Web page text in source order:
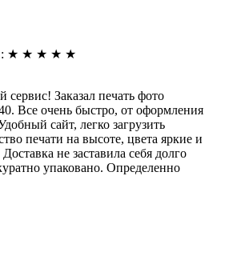
: ★ ★ ★ ★ ★
сервис! Заказал печать фото
Все очень быстро, от оформления
сайт, легко загрузить
печати на высоте, цвета яркие и
не заставила себя долго
упаковано. Определенно